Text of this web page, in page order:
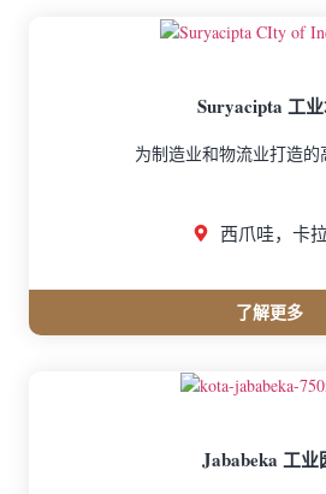
Suryacipta 工
为制造业和物流业打造的
西爪哇，卡
了解更多
Jababeka 工业